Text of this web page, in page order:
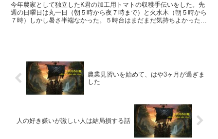
今年農家として独立したK君の加工用トマトの収穫手伝いをした。先
週の日曜日は丸一日（朝５時から夜７時まで）と火水木（朝５時から
７時）しかし暑さ半端なかった。５時台はまだまだ気持ちよかったん
農業見習いを始めて、はや3ヶ月が過ぎま
した
人の好き嫌いが激しい人は結局損する話